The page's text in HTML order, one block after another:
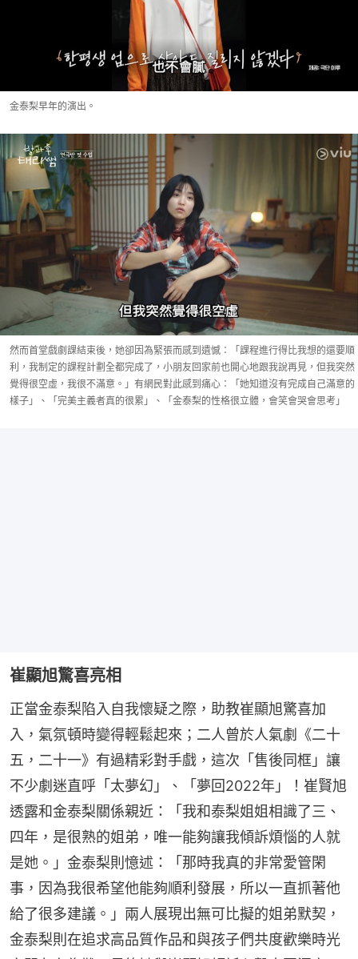
金泰梨早年的演出。
然而首堂戲劇課結束後，她卻因為緊張而感到遺憾：「課程進行得比我想的還要順
利，我制定的課程計劃全都完成了，小朋友回家前也開心地跟我說再見，但我突然
覺得很空虛，我很不滿意。」有網民對此感到痛心：「她知道沒有完成自己滿意的
樣子」、「完美主義者真的很累」、「金泰梨的性格很立體，會笑會哭會思考」
崔顯旭驚喜亮相
正當金泰梨陷入自我懷疑之際，助教崔顯旭驚喜加
入，氣氛頓時變得輕鬆起來；二人曾於人氣劇《二十
五，二十一》有過精彩對手戲，這次「售後同框」讓
不少劇迷直呼「太夢幻」、「夢回2022年」！崔賢旭
透露和金泰梨關係親近：「我和泰梨姐姐相識了三、
四年，是很熟的姐弟，唯一能夠讓我傾訴煩惱的人就
是她。」金泰梨則憶述：「那時我真的非常愛管閑
事，因為我很希望他能夠順利發展，所以一直抓著他
給了很多建議。」兩人展現出無可比擬的姐弟默契，
金泰梨則在追求高品質作品和與孩子們共度歡樂時光